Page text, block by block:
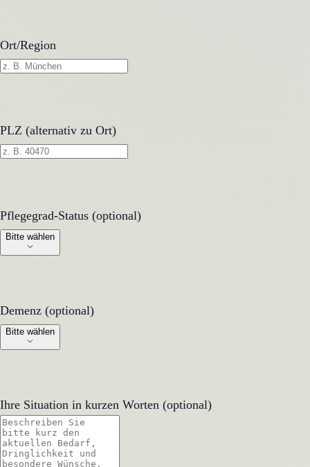
Ort/Region
PLZ (alternativ zu Ort)
Pflegegrad-Status (optional)
Pflegegrad-Status (optional)
Bitte wählen
Demenz (optional)
Demenz (optional)
Bitte wählen
Ihre Situation in kurzen Worten (optional)